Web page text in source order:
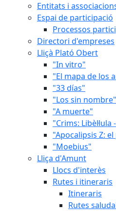
Entitats i
Espai de participació
Processos
Directori d'empreses
Lliçà Plató Obert
"In vitro"
"El mapa de los
"33 días"
"Los sin nombre"
"A muerte"
"Crims:
"Apocalipsis Z:
"Moebius"
Lliça d'Amunt
Llocs d'interès
Rutes i itineraris
Itineraris
Rutes